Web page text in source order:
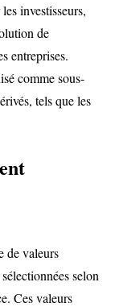
investisseurs,
de
entreprises.
comme sous-
tels que les
de valeurs
selon
Ces valeurs